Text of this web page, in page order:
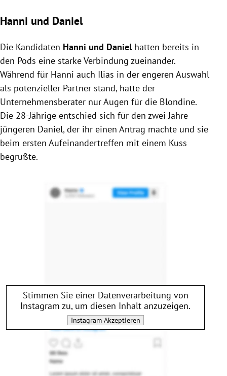
Hanni und Daniel
Die Kandidaten Hanni und Daniel hatten bereits in
den Pods eine starke Verbindung zueinander.
Während für Hanni auch Ilias in der engeren Auswahl
als potenzieller Partner stand, hatte der
Unternehmensberater nur Augen für die Blondine.
Die 28-Jährige entschied sich für den zwei Jahre
jüngeren Daniel, der ihr einen Antrag machte und sie
beim ersten Aufeinandertreffen mit einem Kuss
begrüßte.
Stimmen Sie einer Datenverarbeitung von
Instagram zu, um diesen Inhalt anzuzeigen.
InstagramAkzeptieren